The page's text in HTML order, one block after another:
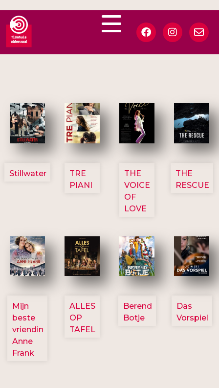
3123
Stillwater
3129
TRE
PIANI
3135
THE
VOICE
OF
LOVE
3148
THE
RESCUE
2757
Mijn
beste
vriendin
Anne
Frank
3154
ALLES
OP
TAFEL
2799
Berend
Botje
2777
Das
Vorspiel